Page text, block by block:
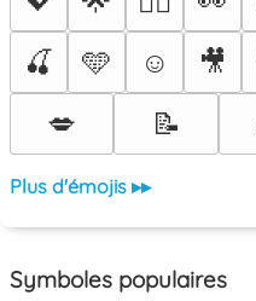
🍒
🩵 ☺️ 🎥
💋
📝
Plus d'émojis ▸▸
Symboles populaires